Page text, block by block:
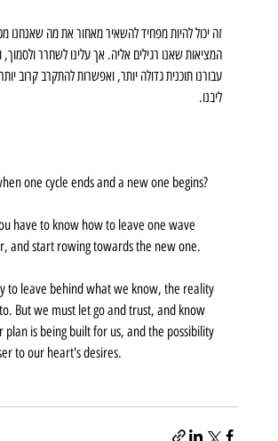
זה יכול להיות מפחיד להשאיר מאחור את מה שאנחנו
המציאות שאנו רגילים אליה. אך עלינו לשחרר
עבורנו תוכנית גדולה יותר, ואפשרות להתקרב קרוב
ליבנו.
one cycle ends and a new one begins?
have to know how to leave one wave
and start rowing towards the new one.
to leave behind what we know, the reality
But we must let go and trust, and know
plan is being built for us, and the possibility
to our heart's desires.